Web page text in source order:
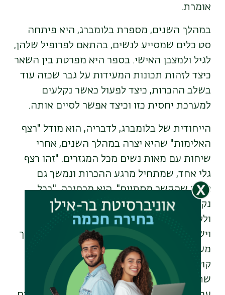
אומרת.
במהלך השנים, מספרת בלומברג, היא פיתחה
סט כלים שמסייע לנשים, בהתאם לפרופיל שלהן,
לגיל ולמצבן האישי. בספר היא מפרטת בין השאר
כיצד לזהות תכונות המעידות על גבר שכזה עוד
בשלב ההכרות, כיצד לפעול כאשר נקלעים
למערכת יחסית כזו וכיצד אפשר לסיים אותה.
הייחודית של בלומברג, לדבריה, הוא מודל "רצף
האלימות" שהיא יצרה במהלך השנים, אחרי
שיחות עם מאות נשים מכל המגזרים. "זהו רצף
גלי אחד, שמתחיל מרגע ההכרות ונמשך גם
אחרי שהקשר מסתיים", היא מרחיבה, "בכל
נקודה על פני הרצף אני יכולה לדעת מה היה
ולקראת מה היא הולכת... אני יודעת את הגוון,
ויש אינספור גוונים. בספר אני מרימה את המסך
מעל לדרמת האלימות הסמויה ומשמיעה את
קולן של הנשים שנמצאות מאחורי חומה של
שתיקה. סיפוריהן של הנשים ותהליכי העבודה